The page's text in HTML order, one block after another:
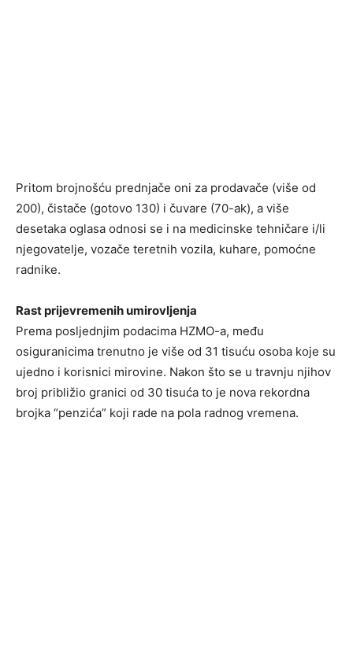
Pritom brojnošću prednjače oni za prodavače (više od
200), čistače (gotovo 130) i čuvare (70-ak), a više
desetaka oglasa odnosi se i na medicinske tehničare i/li
njegovatelje, vozače teretnih vozila, kuhare, pomoćne
radnike.
Rast prijevremenih umirovljenja
Prema posljednjim podacima HZMO-a, među
osiguranicima trenutno je više od 31 tisuću osoba koje su
ujedno i korisnici mirovine. Nakon što se u travnju njihov
broj približio granici od 30 tisuća to je nova rekordna
brojka “penzića” koji rade na pola radnog vremena.